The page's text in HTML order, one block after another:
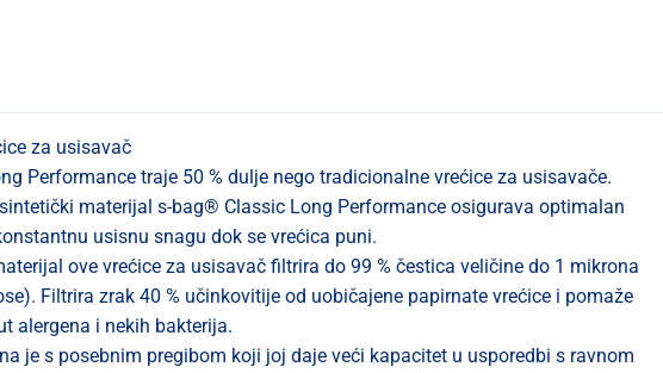
za usisavač
Performance traje 50 % dulje nego tradicionalne vrećice za usisavače.
materijal s-bag® Classic Long Performance osigurava optimalan
usisnu snagu dok se vrećica puni.
ove vrećice za usisavač filtrira do 99 % čestica veličine do 1 mikrona
Filtrira zrak 40 % učinkovitije od uobičajene papirnate vrećice i pomaže
alergena i nekih bakterija.
je s posebnim pregibom koji joj daje veći kapacitet u usporedbi s ravnom